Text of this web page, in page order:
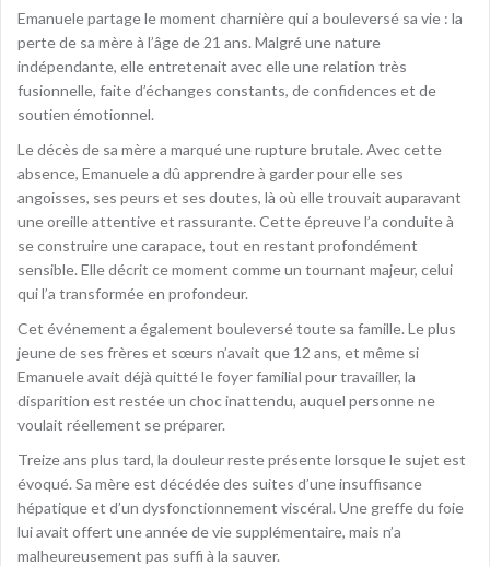
Emanuele partage le moment charnière qui a bouleversé sa vie : la
perte de sa mère à l’âge de 21 ans. Malgré une nature
indépendante, elle entretenait avec elle une relation très
fusionnelle, faite d’échanges constants, de confidences et de
soutien émotionnel.
Le décès de sa mère a marqué une rupture brutale. Avec cette
absence, Emanuele a dû apprendre à garder pour elle ses
angoisses, ses peurs et ses doutes, là où elle trouvait auparavant
une oreille attentive et rassurante. Cette épreuve l’a conduite à
se construire une carapace, tout en restant profondément
sensible. Elle décrit ce moment comme un tournant majeur, celui
qui l’a transformée en profondeur.
Cet événement a également bouleversé toute sa famille. Le plus
jeune de ses frères et sœurs n’avait que 12 ans, et même si
Emanuele avait déjà quitté le foyer familial pour travailler, la
disparition est restée un choc inattendu, auquel personne ne
voulait réellement se préparer.
Treize ans plus tard, la douleur reste présente lorsque le sujet est
évoqué. Sa mère est décédée des suites d’une insuffisance
hépatique et d’un dysfonctionnement viscéral. Une greffe du foie
lui avait offert une année de vie supplémentaire, mais n’a
malheureusement pas suffi à la sauver.